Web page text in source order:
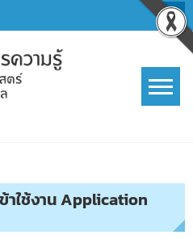
าใช้งาน Application